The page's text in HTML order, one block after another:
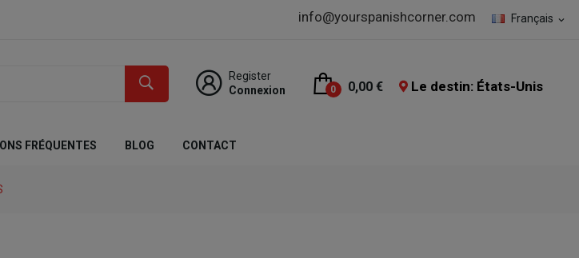
Français expand_more
info@yourspanishcorner.com
Register
Connexion
0 0,00 € Le destin: États-Unis
FRÉQUENTES BLOG CONTACT